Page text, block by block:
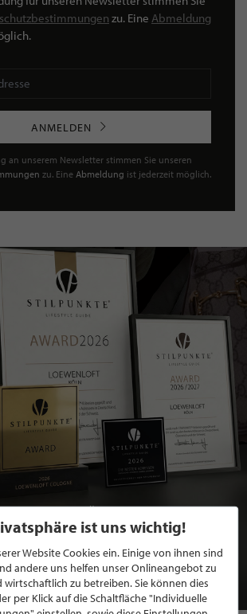
zu. Eine Abmeldung
ANMELDEN
an unserem Newsletter stimmen Sie unseren
zu. Eine Abmeldung ist jederzeit möglich.
SIE SICH FÜR EINE GRATIS
BEI STILPUNKTE®
JETZT GRATIS BEWERBEN
ist uns wichtig!
Website Cookies ein. Einige von ihnen sind
andere uns helfen unser Onlineangebot zu
wirtschaftlich zu betreiben. Sie können dies
per Klick auf die Schaltfläche "Individuelle